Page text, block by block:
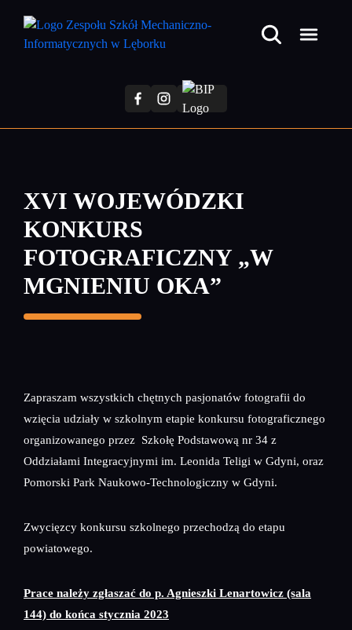
treści
XVI WOJEWÓDZKI
KONKURS
FOTOGRAFICZNY „W
MGNIENIU OKA”
Zapraszam wszystkich chętnych pasjonatów fotografii do
wzięcia udziały w szkolnym etapie konkursu fotograficznego
organizowanego przez Szkołę Podstawową nr 34 z
Oddziałami Integracyjnymi im. Leonida Teligi w Gdyni, oraz
Pomorski Park Naukowo-Technologiczny w Gdyni.
Zwycięzcy konkursu szkolnego przechodzą do etapu
powiatowego.
Prace należy zgłaszać do p. Agnieszki Lenartowicz (sala
144) do końca stycznia 2023